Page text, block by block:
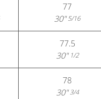
77
30"5/16
77.5
30"1/2
78
30"3/4